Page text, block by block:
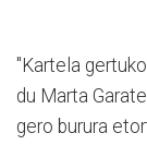
"Kartela
du Marta
gero burura